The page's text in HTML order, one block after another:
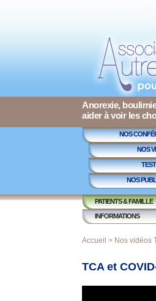
Anorexie,
aider à voir les
NOS
NOS
NOS
PATIENTS & FAMILLE
INFORMATIONS
Accueil > Nos vidéos
TCA et